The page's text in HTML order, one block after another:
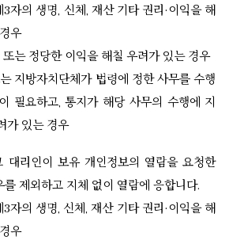
자의 생명, 신체, 재산 기타 권리·이익을 해
우
는 정당한 이익을 해칠 우려가 있는 경우
지방자치단체가 법령에 정한 사무를 수행
필요하고, 통지가 해당 사무의 수행에 지
가 있는 경우
대리인이 보유 개인정보의 열람을 요청한
를 제외하고 지체 없이 열람에 응합니다.
자의 생명, 신체, 재산 기타 권리·이익을 해
우